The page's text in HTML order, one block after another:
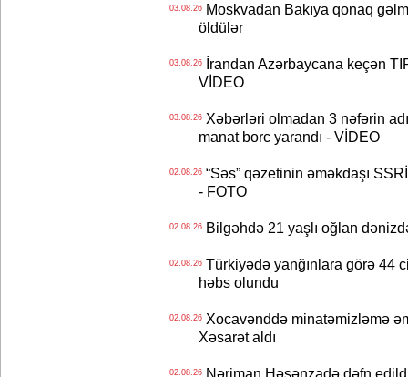
03.08.26Moskvadan Bakıya qonaq
öldülər
03.08.26İrandan Azərbaycana keçən
VİDEO
03.08.26Xəbərləri olmadan 3 nəfərin
manat borc yarandı - VİDEO
02.08.26“Səs” qəzetinin əməkdaşı
- FOTO
02.08.26Bilgəhdə 21 yaşlı oğlan
02.08.26Türkiyədə yanğınlara görə 44
həbs olundu
02.08.26Xocavənddə minatəmizləmə
Xəsarət aldı
02.08.26Nəriman Həsənzadə dəfn